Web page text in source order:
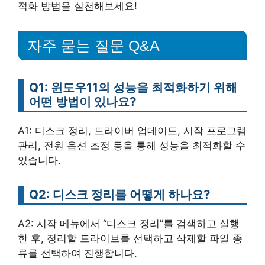
적화 방법을 실천해보세요!
자주 묻는 질문 Q&A
Q1: 윈도우11의 성능을 최적화하기 위해
어떤 방법이 있나요?
A1: 디스크 정리, 드라이버 업데이트, 시작 프로그램
관리, 전원 옵션 조정 등을 통해 성능을 최적화할 수
있습니다.
Q2: 디스크 정리를 어떻게 하나요?
A2: 시작 메뉴에서 “디스크 정리”를 검색하고 실행
한 후, 정리할 드라이브를 선택하고 삭제할 파일 종
류를 선택하여 진행합니다.